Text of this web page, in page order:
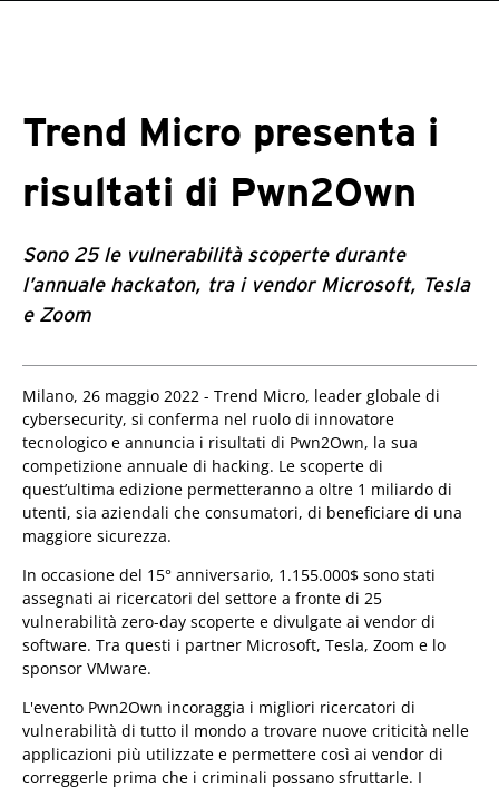
Trend Micro presenta i
risultati di Pwn2Own
Sono 25 le vulnerabilità scoperte durante
l’annuale hackaton, tra i vendor Microsoft, Tesla
e Zoom
Milano, 26 maggio 2022 - Trend Micro, leader globale di
cybersecurity, si conferma nel ruolo di innovatore
tecnologico e annuncia i risultati di Pwn2Own, la sua
competizione annuale di hacking. Le scoperte di
quest’ultima edizione permetteranno a oltre 1 miliardo di
utenti, sia aziendali che consumatori, di beneficiare di una
maggiore sicurezza.
In occasione del 15° anniversario, 1.155.000$ sono stati
assegnati ai ricercatori del settore a fronte di 25
vulnerabilità zero-day scoperte e divulgate ai vendor di
software. Tra questi i partner Microsoft, Tesla, Zoom e lo
sponsor VMware.
L'evento Pwn2Own incoraggia i migliori ricercatori di
vulnerabilità di tutto il mondo a trovare nuove criticità nelle
applicazioni più utilizzate e permettere così ai vendor di
correggerle prima che i criminali possano sfruttarle. I
Products